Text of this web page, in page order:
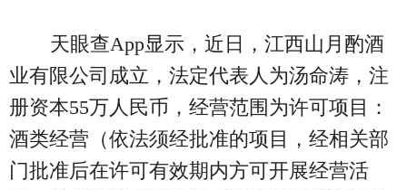
天眼查App显示，近日，江西山月酌酒
业有限公司成立，法定代表人为汤命涛，注
册资本55万人民币，经营范围为许可项目：
酒类经营（依法须经批准的项目，经相关部
门批准后在许可有效期内方可开展经营活